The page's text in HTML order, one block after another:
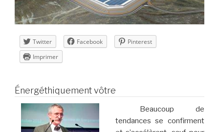
Twitter Facebook
Pinterest
Imprimer
Énergéthiquement vôtre
Beaucoup de
tendances se confirment